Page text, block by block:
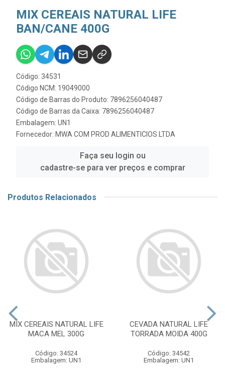
MIX CEREAIS NATURAL LIFE
BAN/CANE 400G
Código: 34531
Código NCM: 19049000
Código de Barras do Produto: 7896256040487
Código de Barras da Caixa: 7896256040487
Embalagem: UN1
Fornecedor: MWA COM PROD ALIMENTICIOS LTDA
Faça seu login ou
cadastre-se para ver preços e comprar
Produtos Relacionados
MIX CEREAIS NATURAL LIFE
MACA MEL 300G
Código: 34524
Embalagem: UN1
CEVADA NATURAL LIFE
TORRADA MOIDA 400G
Código: 34542
Embalagem: UN1